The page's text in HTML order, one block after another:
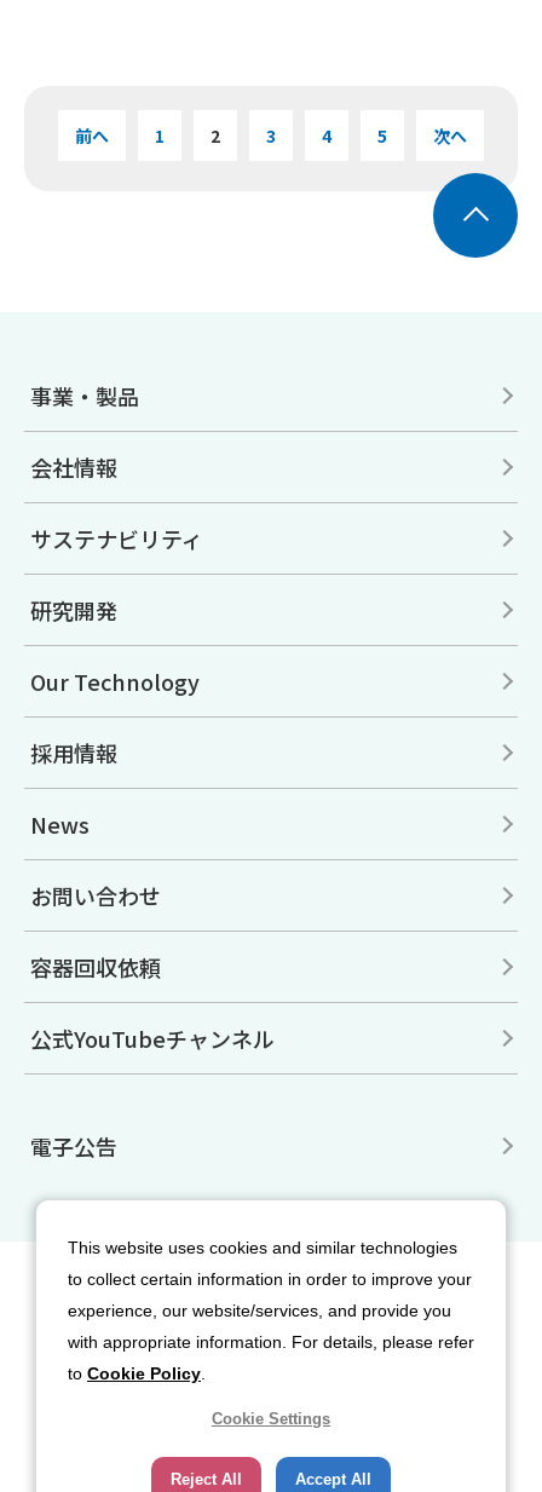
前へ 1 2 3 4 5 次へ
事業・製品
会社情報
サステナビリティ
研究開発
Our Technology
採用情報
News
お問い合わせ
容器回収依頼
公式YouTubeチャンネル
電子公告
利用規約
個人情報保護方針
クッキー（Cookie）ポリシー
ソーシャルメディア利用規約
This website uses cookies and similar technologies
to collect certain information in order to improve your
experience, our website/services, and provide you
with appropriate information. For details, please refer
to Cookie Policy
Cookie Settings
Reject All Accept All